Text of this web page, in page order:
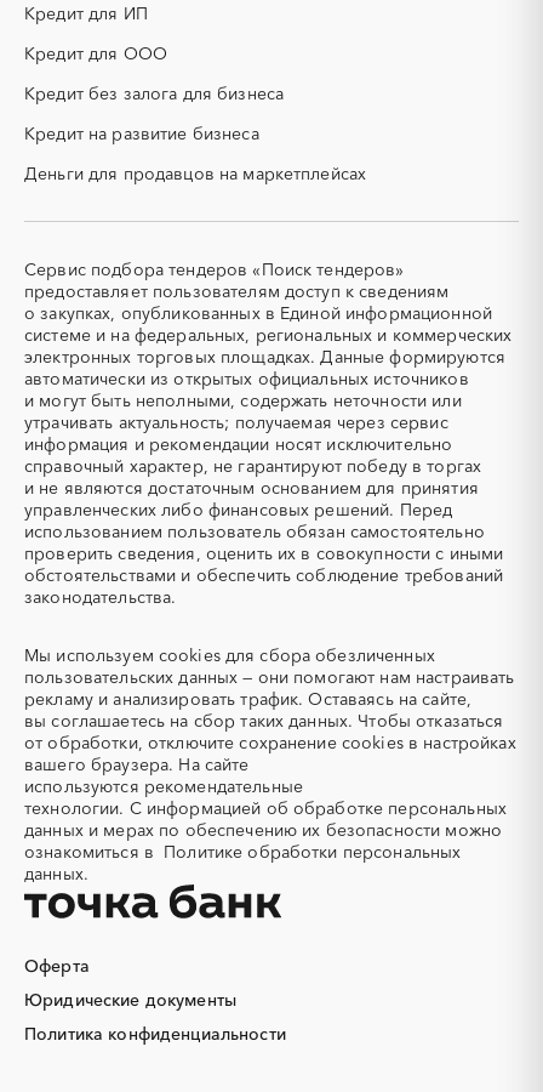
ОКР (опытно-
конструкторские работы)
ПГС (песчано-гравийная
смесь)
СВО
СКС (структурированные
СКУД
СОЖ (смазочно-
ТЭН
(Теплоэлектронагреватель)
УДС (установки
депарафинизации скважин)
УКПГ
ЯТЭК
Аварийные работы
Авиаперевозка
Авиационные работы
Авиационные работы
вертолетами
Автобус
Автовозы
Автогрейдер
Автозапчасти
Автомобили
Автомобильные весы
Авторский надзор
Автотранспорт
Автоцистерны пожарные
Адсорбенты
Азот
Аквариумы
Аккумуляторы
Алкогольная продукция
Алмазное бурение
Алмазная резка
Алюминиевые
Алюминиевые профили
Алюминий
Аммоний
Ангар
Антенны
Антискалант
Антрацит
Аренда автомобилей
Аренда помещений
Кредит для ИП
Кредит для ООО
Кредит без залога для бизнеса
Кредит на развитие бизнеса
Деньги для продавцов на маркетплейсах
Оферта
Юридические документы
Политика конфиденциальности
Сервис подбора тендеров «Поиск тендеров»
предоставляет пользователям доступ к сведениям
о закупках, опубликованных в Единой информационной
системе и на федеральных, региональных и коммерческих
электронных торговых площадках. Данные формируются
автоматически из открытых официальных источников
и могут быть неполными, содержать неточности или
утрачивать актуальность; получаемая через сервис
информация и рекомендации носят исключительно
справочный характер, не гарантируют победу в торгах
и не являются достаточным основанием для принятия
управленческих либо финансовых решений. Перед
использованием пользователь обязан самостоятельно
проверить сведения, оценить их в совокупности с иными
обстоятельствами и обеспечить соблюдение требований
законодательства.
Мы используем cookies для сбора обезличенных
пользовательских данных — они помогают нам настраивать
рекламу и анализировать трафик. Оставаясь на сайте,
вы соглашаетесь на сбор таких данных. Чтобы отказаться
от обработки, отключите сохранение cookies в настройках
вашего браузера. На сайте
используются рекомендательные
технологии. С информацией об обработке персональных
данных и мерах по обеспечению их безопасности можно
ознакомиться в Политике обработки персональных
данных.